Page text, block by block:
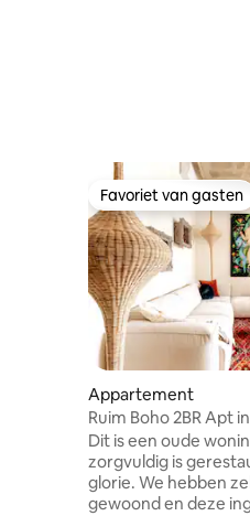
Favoriet van gasten
Favoriet van gasten
Appartement
Ruim Boho 2BR Apt
Dit is een oude
zorgvuldig is
glorie. We hebben zelf in deze flat
gewoond en deze